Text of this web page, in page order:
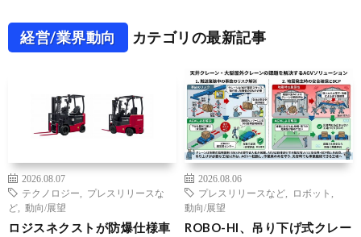
経営/業界動向 カテゴリの最新記事
2026.08.07
テクノロジー
プレスリリースな
ど
動向/展望
ロジスネクストが防爆仕様車
2026.08.06
プレスリリースなど
ロボット
動向/展望
ROBO-HI、吊り下げ式クレー